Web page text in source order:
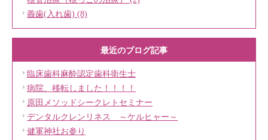
義歯(入れ歯) (8)
最近のブログ記事
臨床歯科麻酔認定歯科衛生士
病院、移転しました！！！！
原田メソッドシークレトセミナー
デンタルクレンリネス ～ケルヒャー～
健軍神社お参り